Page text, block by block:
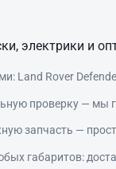
электрики и
Land Rover
проверку — мы
запчасть —
габаритов: